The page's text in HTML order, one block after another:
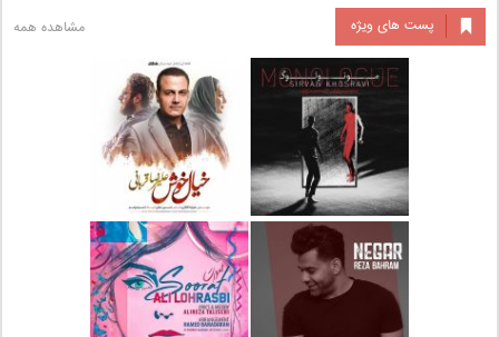
پست های ویژه مشاهده همه
دانلود آلبوم جدید سیروان
خسروی بنام مونولوگ
دانلود آهنگ جدید علیرضا
قربانی بنام خیال خوش